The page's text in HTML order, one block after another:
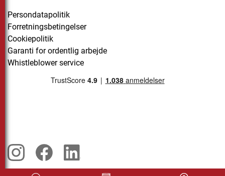
Persondatapolitik
Forretningsbetingelser
Cookiepolitik
Garanti for ordentlig arbejde
Whistleblower service